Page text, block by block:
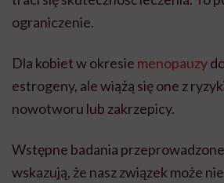
ograniczenie.
Dla kobiet w okresie menopauzy
estrogeny, ale wiążą się one z
nowotworu lub zakrzepicy.
Wstępne badania
wskazują, że nasz związek może